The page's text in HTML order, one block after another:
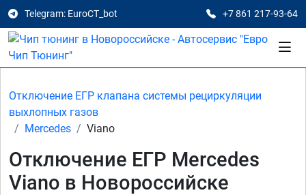
Telegram: EuroCT_bot +7 861 217-93-64
Отключение ЕГР клапана системы рециркуляции
выхлопных газов
Mercedes
Viano
Отключение ЕГР Mercedes
Viano в Новороссийске